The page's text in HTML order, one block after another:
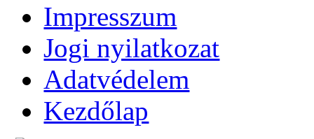
Impresszum
Jogi nyilatkozat
Adatvédelem
Kezdőlap